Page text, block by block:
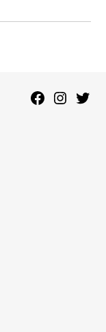
Facebook